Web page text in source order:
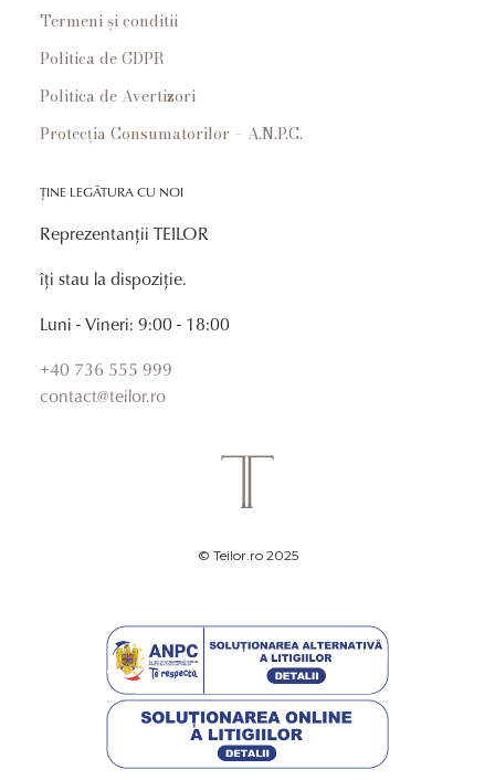
Termeni și conditii
Politica de GDPR
Politica de Avertizori
Protecția Consumatorilor – A.N.P.C.
ȚINE LEGĂTURA CU NOI
Reprezentanții TEILOR
îți stau la dispoziție.
Luni - Vineri: 9:00 - 18:00
+40 736 555 999
contact@teilor.ro
© Teilor.ro 2025